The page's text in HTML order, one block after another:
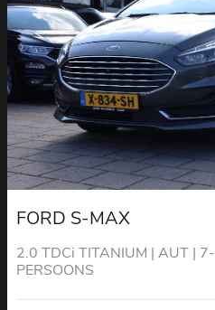
FORD S-MAX
2.0 TDCi TITANIUM | AUT | 7-
PERSOONS